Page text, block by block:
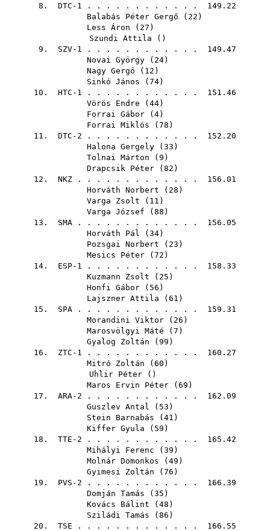
8. DTC-1 . . . . . . . . . . . . 149.22
Balabás Péter Gergő ( 22 )
Less Áron ( 27 )
Szundi Attila ()
9. SZV-1 . . . . . . . . . . . . 149.47
Novai György ( 24)
Nagy Gergő ( 12 )
Sinkó János ( 74)
10. HTC-1 . . . . . . . . . . . . 151.46
Vörös Endre ( 44)
Forrai Gábor ( 4)
Forrai Miklós ( 78 )
11. DTC-2 . . . . . . . . . . . . 152.20
Halona Gergely ( 33 )
Tolnai Márton ( 9 )
Drapcsik Péter ( 82 )
12. NKZ . . . . . . . . . . . . . 156.01
Horváth Norbert ( 28 )
Varga Zsolt ( 11 )
Varga József ( 88 )
13. SMA . . . . . . . . . . . . . 156.05
Horváth Pál ( 34)
Pozsgai Norbert ( 23 )
Mesics Péter ( 72 )
14. ESP-1 . . . . . . . . . . . . 158.33
Kuzmann Zsolt ( 25 )
Honfi Gábor ( 56 )
Lajszner Attila ( 61 )
15. SPA . . . . . . . . . . . . . 159.31
Morandini Viktor ( 26 )
Marosvölgyi Máté ( 7 )
Gyalog Zoltán ( 99 )
16. ZTC-1 . . . . . . . . . . . . 160.27
Mitró Zoltán ( 60 )
Uhlir Péter ()
Maros Ervin Péter ( 69 )
17. ARA-2 . . . . . . . . . . . . 162.09
Guszlev Antal ( 53 )
Stein Barnabás ( 41 )
Kiffer Gyula ( 59 )
18. TTE-2 . . . . . . . . . . . . 165.42
Mihályi Ferenc ( 39 )
Molnár Domonkos ( 49 )
Gyimesi Zoltán ( 76 )
19. PVS-2 . . . . . . . . . . . . 166.39
Domján Tamás ( 35 )
Kovács Bálint ( 48 )
Sziládi Tamás ( 86 )
20. TSE . . . . . . . . . . . . . 166.55